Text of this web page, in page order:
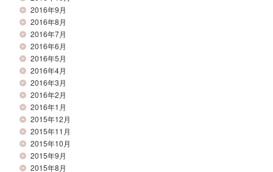
2016年9月
2016年8月
2016年7月
2016年6月
2016年5月
2016年4月
2016年3月
2016年2月
2016年1月
2015年12月
2015年11月
2015年10月
2015年9月
2015年8月